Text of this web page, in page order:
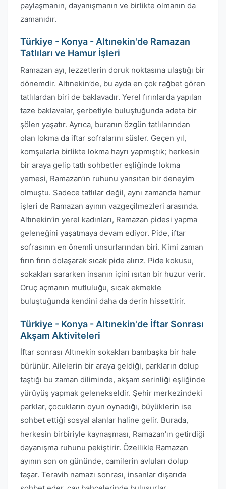
paylaşmanın, dayanışmanın ve birlikte olmanın da
zamanıdır.
Türkiye - Konya - Altınekin'de Ramazan
Tatlıları ve Hamur İşleri
Ramazan ayı, lezzetlerin doruk noktasına ulaştığı bir
dönemdir. Altınekin’de, bu ayda en çok rağbet gören
tatlılardan biri de baklavadır. Yerel fırınlarda yapılan
taze baklavalar, şerbetiyle buluştuğunda adeta bir
şölen yaşatır. Ayrıca, buranın özgün tatlılarından
olan lokma da iftar sofralarını süsler. Geçen yıl,
komşularla birlikte lokma hayrı yapmıştık; herkesin
bir araya gelip tatlı sohbetler eşliğinde lokma
yemesi, Ramazan’ın ruhunu yansıtan bir deneyim
olmuştu. Sadece tatlılar değil, aynı zamanda hamur
işleri de Ramazan ayının vazgeçilmezleri arasında.
Altınekin’in yerel kadınları, Ramazan pidesi yapma
geleneğini yaşatmaya devam ediyor. Pide, iftar
sofrasının en önemli unsurlarından biri. Kimi zaman
fırın fırın dolaşarak sıcak pide alırız. Pide kokusu,
sokakları sararken insanın içini ısıtan bir huzur verir.
Oruç açmanın mutluluğu, sıcak ekmekle
buluştuğunda kendini daha da derin hissettirir.
Türkiye - Konya - Altınekin'de İftar Sonrası
Akşam Aktiviteleri
İftar sonrası Altınekin sokakları bambaşka bir hale
bürünür. Ailelerin bir araya geldiği, parkların dolup
taştığı bu zaman diliminde, akşam serinliği eşliğinde
yürüyüş yapmak gelenekseldir. Şehir merkezindeki
parklar, çocukların oyun oynadığı, büyüklerin ise
sohbet ettiği sosyal alanlar haline gelir. Burada,
herkesin birbiriyle kaynaşması, Ramazan’ın getirdiği
dayanışma ruhunu pekiştirir. Özellikle Ramazan
ayının son on gününde, camilerin avluları dolup
taşar. Teravih namazı sonrası, insanlar dışarıda